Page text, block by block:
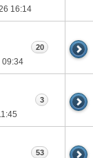
16:14
09:34
20
3
53